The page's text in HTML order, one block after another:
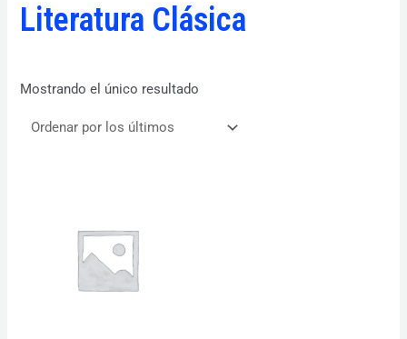
Literatura Clásica
Mostrando el único resultado